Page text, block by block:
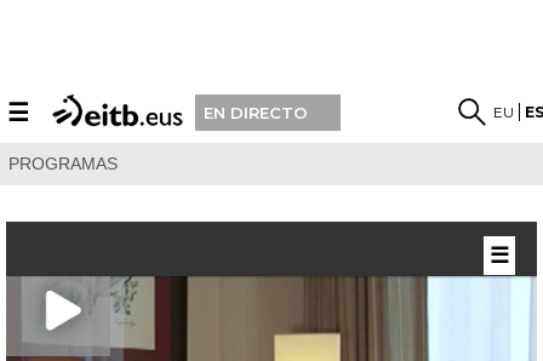
☰ EN DIRECTO EU
PROGRAMAS
☰